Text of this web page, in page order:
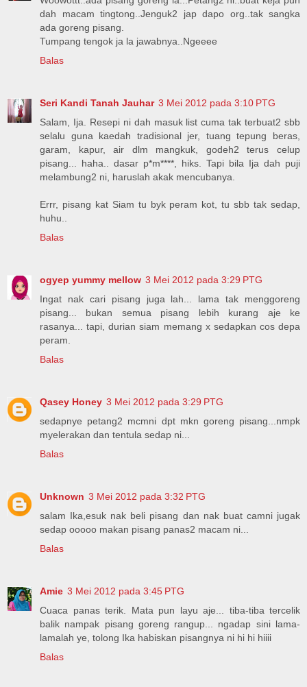
dah macam tingtong..Jenguk2 jap dapo org..tak sangka
ada goreng pisang.
Tumpang tengok ja la jawabnya..Ngeeee
Balas
Seri Kandi Tanah Jauhar 3 Mei 2012 pada 3:10 PTG
Salam, Ija. Resepi ni dah masuk list cuma tak terbuat2 sbb
selalu guna kaedah tradisional jer, tuang tepung beras,
garam, kapur, air dlm mangkuk, godeh2 terus celup
pisang... haha.. dasar p*m****, hiks. Tapi bila Ija dah puji
melambung2 ni, haruslah akak mencubanya.
Errr, pisang kat Siam tu byk peram kot, tu sbb tak sedap,
huhu..
Balas
ogyep yummy mellow 3 Mei 2012 pada 3:29 PTG
Ingat nak cari pisang juga lah... lama tak menggoreng
pisang... bukan semua pisang lebih kurang aje ke
rasanya... tapi, durian siam memang x sedapkan cos depa
peram.
Balas
Qasey Honey 3 Mei 2012 pada 3:29 PTG
sedapnye petang2 mcmni dpt mkn goreng pisang...nmpk
myelerakan dan tentula sedap ni...
Balas
Unknown 3 Mei 2012 pada 3:32 PTG
salam Ika,esuk nak beli pisang dan nak buat camni jugak
sedap ooooo makan pisang panas2 macam ni...
Balas
Amie 3 Mei 2012 pada 3:45 PTG
Cuaca panas terik. Mata pun layu aje... tiba-tiba tercelik
balik nampak pisang goreng rangup... ngadap sini lama-
lamalah ye, tolong Ika habiskan pisangnya ni hi hi hiiii
Balas